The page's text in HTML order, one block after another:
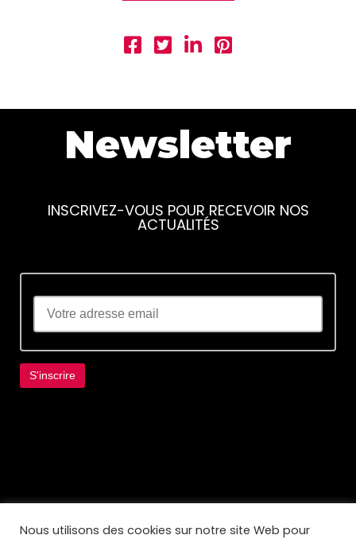
Newsletter
INSCRIVEZ-VOUS POUR RECEVOIR NOS
ACTUALITÉS
Nous utilisons des cookies sur notre site Web pour